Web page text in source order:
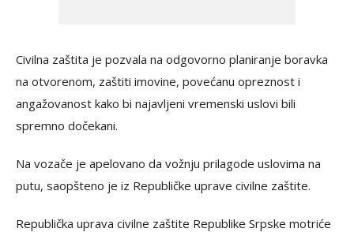
Civilna zaštita je pozvala na odgovorno planiranje boravka
na otvorenom, zaštiti imovine, povećanu opreznost i
angažovanost kako bi najavljeni vremenski uslovi bili
spremno dočekani.
Na vozače je apelovano da vožnju prilagode uslovima na
putu, saopšteno je iz Republičke uprave civilne zaštite.
Republička uprava civilne zaštite Republike Srpske motriće